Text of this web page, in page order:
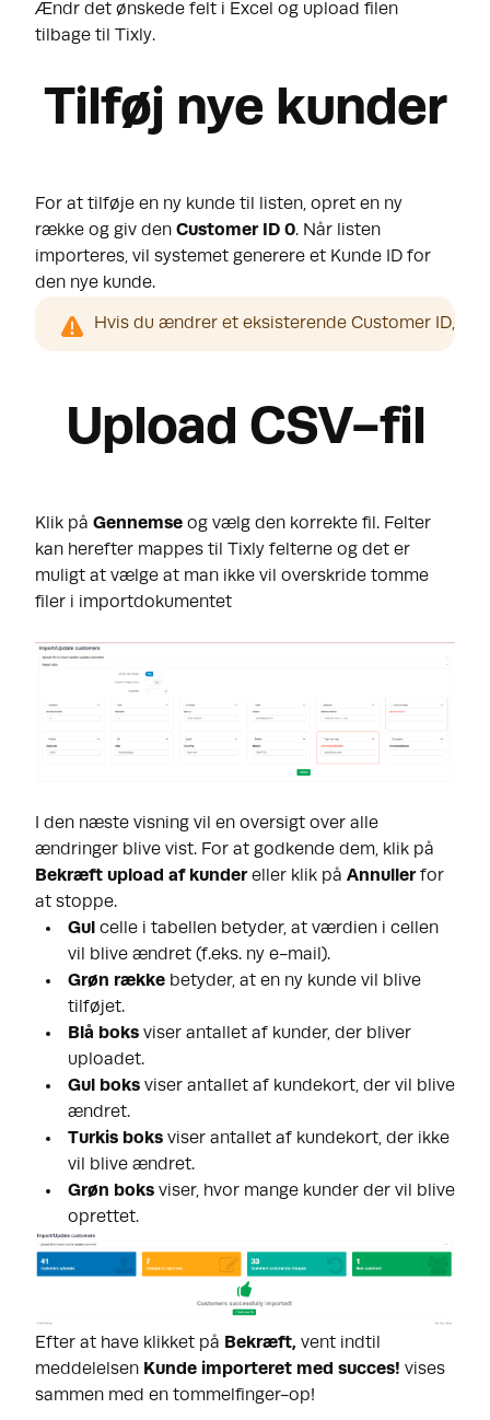
Ændr det ønskede felt i Excel og upload filen
tilbage til Tixly.
Tilføj nye kunder
For at tilføje en ny kunde til listen, opret en ny
række og giv den CustomerID 0. Når listen
importeres, vil systemet generere et Kunde ID for
den nye kunde.
Hvis du ændrer et eksisterende Customer ID,
Upload CSV-fil
Klik på Gennemse og vælg den korrekte fil. Felter
kan herefter mappes til Tixly felterne og det er
muligt at vælge at man ikke vil overskride tomme
filer i importdokumentet
I den næste visning vil en oversigt over alle
ændringer blive vist. For at godkende dem, klik på
Bekræft upload af kundereller klik på Annullerfor
at stoppe.
Gul celle i tabellen betyder, at værdien i cellen
vil blive ændret (f.eks. ny e-mail).
Grøn række betyder, at en ny kunde vil blive
tilføjet.
Blå boks viser antallet af kunder, der bliver
uploadet.
Gul boks viser antallet af kundekort, der vil blive
ændret.
Turkis boks viser antallet af kundekort, der ikke
vil blive ændret.
Grøn boks viser, hvor mange kunder der vil blive
oprettet.
Efter at have klikket på Bekræft, vent indtil
meddelelsen Kunde importeret med succes! vises
sammen med en tommelfinger-op!